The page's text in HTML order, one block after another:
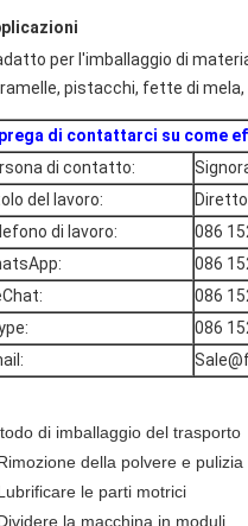
per l'imballaggio di
pistacchi, fette di
di contattarci su come
di contatto:
del lavoro:
di lavoro:
086
086
086
086
di imballaggio del trasporto
della polvere e pulizia
le parti motrici
la macchina in moduli